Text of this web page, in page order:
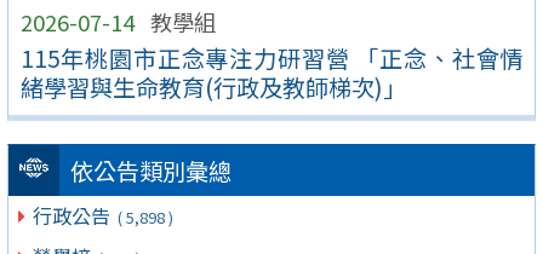
2026-07-14 教學組
115年桃園市正念專注力研習營 「正念、社會情
緒學習與生命教育(行政及教師梯次)」
依公告類別彙總
行政公告 ( 5,898 )